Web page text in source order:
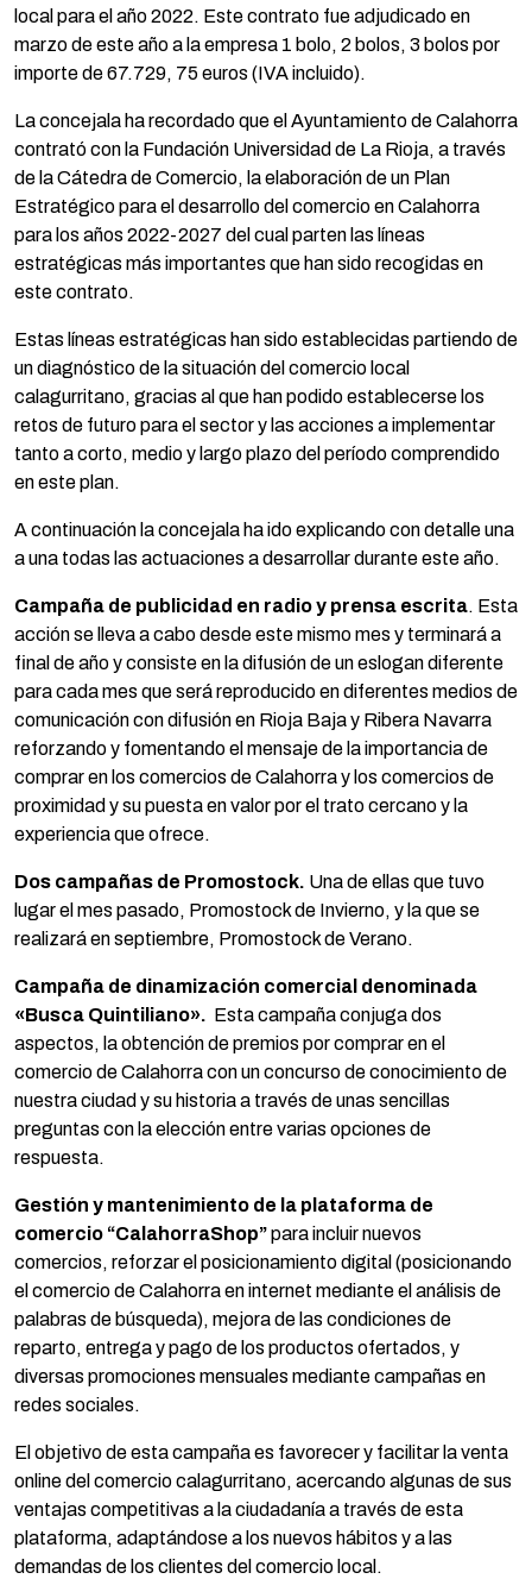
local para el año 2022. Este contrato fue adjudicado en
marzo de este año a la empresa 1 bolo, 2 bolos, 3 bolos por
importe de 67.729, 75 euros (IVA incluido).
La concejala ha recordado que el Ayuntamiento de Calahorra
contrató con la Fundación Universidad de La Rioja, a través
de la Cátedra de Comercio, la elaboración de un Plan
Estratégico para el desarrollo del comercio en Calahorra
para los años 2022-2027 del cual parten las líneas
estratégicas más importantes que han sido recogidas en
este contrato.
Estas líneas estratégicas han sido establecidas partiendo de
un diagnóstico de la situación del comercio local
calagurritano, gracias al que han podido establecerse los
retos de futuro para el sector y las acciones a implementar
tanto a corto, medio y largo plazo del período comprendido
en este plan.
A continuación la concejala ha ido explicando con detalle una
a una todas las actuaciones a desarrollar durante este año.
Campaña de publicidad en radio y prensa escrita. Esta
acción se lleva a cabo desde este mismo mes y terminará a
final de año y consiste en la difusión de un eslogan diferente
para cada mes que será reproducido en diferentes medios de
comunicación con difusión en Rioja Baja y Ribera Navarra
reforzando y fomentando el mensaje de la importancia de
comprar en los comercios de Calahorra y los comercios de
proximidad y su puesta en valor por el trato cercano y la
experiencia que ofrece.
Dos campañas de Promostock. Una de ellas que tuvo
lugar el mes pasado, Promostock de Invierno, y la que se
realizará en septiembre, Promostock de Verano.
Campaña de dinamización comercial denominada
«Busca Quintiliano». Esta campaña conjuga dos
aspectos, la obtención de premios por comprar en el
comercio de Calahorra con un concurso de conocimiento de
nuestra ciudad y su historia a través de unas sencillas
preguntas con la elección entre varias opciones de
respuesta.
Gestión y mantenimiento de la plataforma de
comercio “CalahorraShop”para incluir nuevos
comercios, reforzar el posicionamiento digital (posicionando
el comercio de Calahorra en internet mediante el análisis de
palabras de búsqueda), mejora de las condiciones de
reparto, entrega y pago de los productos ofertados, y
diversas promociones mensuales mediante campañas en
redes sociales.
El objetivo de esta campaña es favorecer y facilitar la venta
online del comercio calagurritano, acercando algunas de sus
ventajas competitivas a la ciudadanía a través de esta
plataforma, adaptándose a los nuevos hábitos y a las
demandas de los clientes del comercio local.